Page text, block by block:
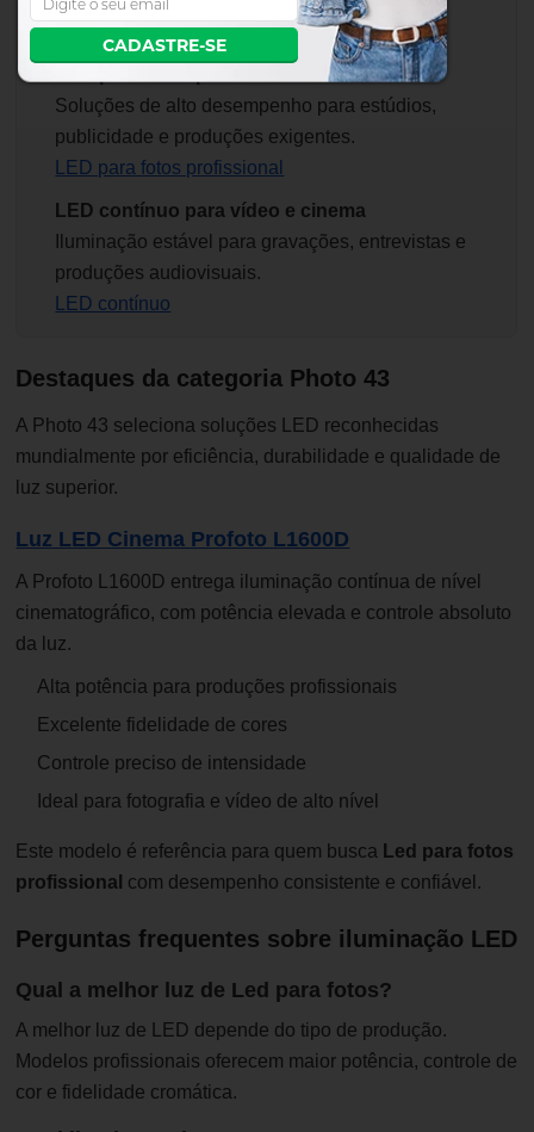
LED para fotos portátil
Soluções de alto desempenho para estúdios,
publicidade e produções exigentes.
LED para fotos profissional
LED contínuo para vídeo e cinema
Iluminação estável para gravações, entrevistas e
produções audiovisuais.
LED contínuo
Destaques da categoria Photo 43
A Photo 43 seleciona soluções LED reconhecidas
mundialmente por eficiência, durabilidade e qualidade de
luz superior.
Luz LED Cinema Profoto L1600D
A Profoto L1600D entrega iluminação contínua de nível
cinematográfico, com potência elevada e controle absoluto
da luz.
Alta potência para produções profissionais
Excelente fidelidade de cores
Controle preciso de intensidade
Ideal para fotografia e vídeo de alto nível
Este modelo é referência para quem busca Led para fotos
profissional com desempenho consistente e confiável.
Perguntas frequentes sobre iluminação LED
Qual a melhor luz de Led para fotos?
A melhor luz de LED depende do tipo de produção.
Modelos profissionais oferecem maior potência, controle de
cor e fidelidade cromática.
CADASTRE-SE